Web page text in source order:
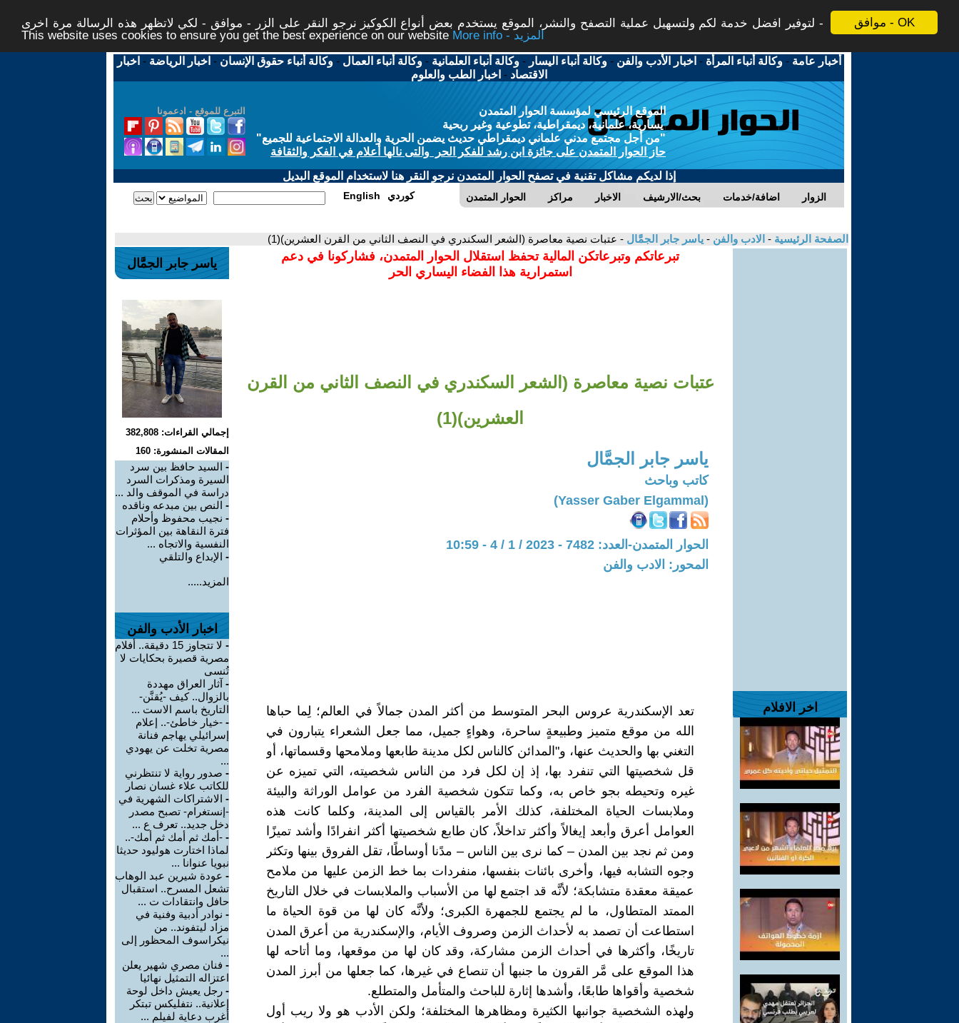
موافق - OK
لتوفير افضل خدمة لكم ولتسهيل عملية التصفح والنشر، الموقع يستخدم بعض أنواع الكوكيز نرجو النقر على الزر - موافق - لكي لاتظهر هذه الرسالة مرة اخرى -
This website uses cookies to ensure you get the best experience on our website
More info - المزيد
أخبار عامة -وكالة أنباء المرأة - اخبار الأدب والفن -وكالة أنباء اليسار -وكالة أنباء العلمانية -وكالة أنباء العمال -وكالة أنباء حقوق الإنسان - اخبار الرياضة - اخبار
الاقتصاد - اخبار الطب والعلوم
التبرع للموقع - ادعمونا
الموقع الرئيسي لمؤسسة الحوار المتمدن
يسارية، علمانية، ديمقراطية، تطوعية وغير ربحية
"من أجل مجتمع مدني علماني ديمقراطي حديث يضمن الحرية والعدالة الاجتماعية للجميع"
حاز الحوار المتمدن على جائزة ابن رشد للفكر الحر والتى نالها أعلام في الفكر والثقافة
إذا لديكم مشاكل تقنية في تصفح الحوار المتمدن نرجو النقر هنا لاستخدام الموقع البديل
الحوار المتمدن مراكز الاخبار بحث/الارشيف اضافة/خدمات الزوار English كوردي
الصفحة الرئيسية - الادب والفن - ياسر جابر الجمَّال - عتبات نصية معاصرة (الشعر السكندري في النصف الثاني من القرن العشرين)(1)
اخر الافلام
تبرعاتكم وتبرعاتكن المالية تحفظ استقلال الحوار المتمدن، فشاركونا في دعم
استمرارية هذا الفضاء اليساري الحر
عتبات نصية معاصرة (الشعر السكندري في النصف الثاني من القرن
العشرين)(1)
ياسر جابر الجمَّال
كاتب وباحث
(Yasser Gaber Elgammal)
الحوار المتمدن-العدد: 7482 - 2023 / 1 / 4 - 10:59
المحور: الادب والفن
تعد الإسكندرية عروس البحر المتوسط من أكثر المدن جمالاً في العالم؛ لِما حباها
الله من موقع متميز وطبيعةٍ ساحرة، وهواءٍ جميل، مما جعل الشعراء يتبارون في
التغني بها والحديث عنها، و"المدائن كالناس لكل مدينة طابعها وملامحها وقسماتها، أو
قل شخصيتها التي تنفرد بها، إذ إن لكل فرد من الناس شخصيته، التي تميزه عن
غيره وتحيطه بجو خاص به، وكما تتكون شخصية الفرد من عوامل الوراثة والبيئة
وملابسات الحياة المختلفة، كذلك الأمر بالقياس إلى المدينة، وكلما كانت هذه
العوامل أعرق وأبعد إيغالاً وأكثر تداخلاً، كان طابع شخصيتها أكثر انفرادًا وأشد تميزًا
ومن ثم نجد بين المدن – كما نرى بين الناس – مدًنا أوساطًا، تقل الفروق بينها وتكثر
وجوه التشابه فيها، وأخرى بائنات بنفسها، منفردات بما خط الزمن عليها من ملامح
عميقة معقدة متشابكة؛ لأنَّه قد اجتمع لها من الأسباب والملابسات في خلال التاريخ
الممتد المتطاول، ما لم يجتمع للجمهرة الكبرى؛ ولأنَّه كان لها من قوة الحياة ما
استطاعت أن تصمد به لأحداث الزمن وصروف الأيام، والإسكندرية من أعرق المدن
تاريخًا، وأكثرها في أحداث الزمن مشاركة، وقد كان لها من موقعها، وما أتاحه لها
هذا الموقع على مَّر القرون ما جنبها أن تنصاع في غيرها، كما جعلها من أبرز المدن
شخصية وأقواها طابعًا، وأشدها إثارة للباحث والمتأمل والمتطلع.
ولهذه الشخصية جوانبها الكثيرة ومظاهرها المختلفة؛ ولكن الأدب هو ولا ريب أول
ياسر جابر الجمَّال
إجمالي القراءات: 382,808
المقالات المنشورة: 160
- السيد حافظ بين سرد
السيرة ومذكرات السرد
دراسة في الموقف والد ...
- النص بين مبدعه وناقده
- نجيب محفوظ وأحلام
فترة النقاهة بين المؤثرات
النفسية والاتجاه ...
- الإبداع والتلقي
المزيد.....
اخبار الأدب والفن
-
لا تتجاوز 15 دقيقة.. أفلام
مصرية قصيرة بحكايات لا
تُنسى
- آثار العراق مهددة
بالزوال.. كيف -يُقنَّن-
التاريخ باسم الاست ...
- -خيار خاطئ-.. إعلام
إسرائيلي يهاجم فنانة
مصرية تخلت عن يهودي
...
- صدور رواية لا تنتظرني
للكاتب علاء غسان نصار
- الاشتراكات الشهرية في
-إنستغرام- تصبح مصدر
دخل جديد.. تعرف ع ...
- -أمك ثم أمك ثم أمك-..
لماذا اختارت هوليود حديثا
نبويا عنوانا ...
- عودة شيرين عبد الوهاب
تشعل المسرح.. استقبال
حافل وانتقادات ت ...
- نوادر أدبية وفنية في
مزاد ليتفوند.. من
نيكراسوف المحظور إلى
...
- فنان مصري شهير يعلن
اعتزاله التمثيل نهائيا
- رجل يعيش داخل لوحة
إعلانية.. نتفليكس تبتكر
أغرب دعاية لفيلم ...